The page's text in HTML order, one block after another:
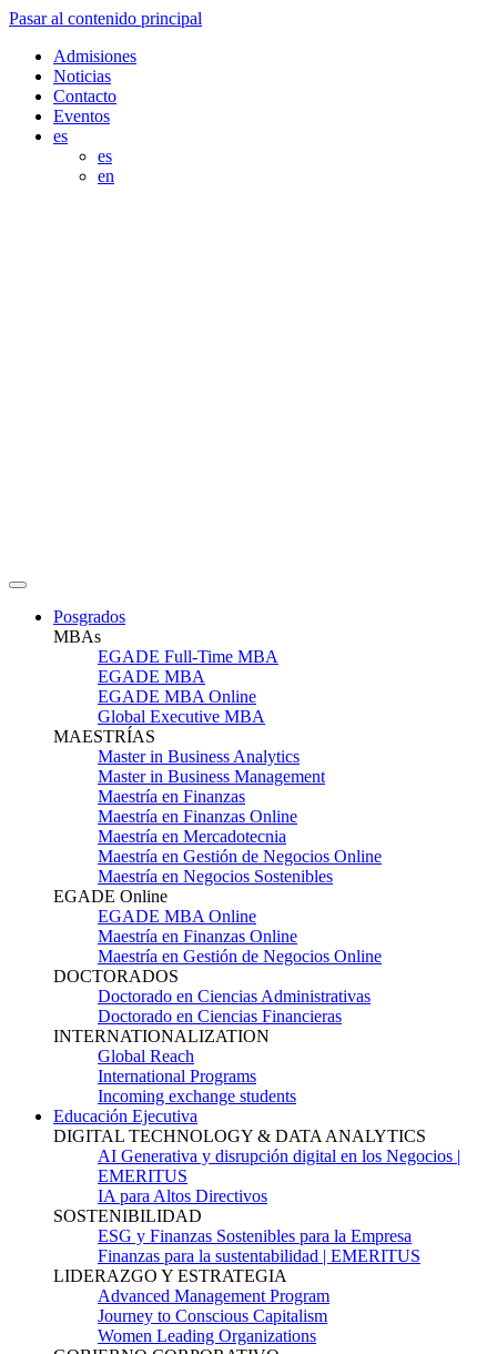
Pasar al contenido principal
Admisiones
Noticias
Contacto
Eventos
es
es
en
Posgrados
MBAs
EGADE Full-Time MBA
EGADE MBA
EGADE MBA Online
Global Executive MBA
MAESTRÍAS
Master in Business Analytics
Master in Business Management
Maestría en Finanzas
Maestría en Finanzas Online
Maestría en Mercadotecnia
Maestría en Gestión de Negocios Online
Maestría en Negocios Sostenibles
EGADE Online
EGADE MBA Online
Maestría en Finanzas Online
Maestría en Gestión de Negocios Online
DOCTORADOS
Doctorado en Ciencias Administrativas
Doctorado en Ciencias Financieras
INTERNATIONALIZATION
Global Reach
International Programs
Incoming exchange students
Educación Ejecutiva
DIGITAL TECHNOLOGY & DATA ANALYTICS
AI Generativa y disrupción digital en los Negocios |
EMERITUS
IA para Altos Directivos
SOSTENIBILIDAD
ESG y Finanzas Sostenibles para la Empresa
Finanzas para la sustentabilidad | EMERITUS
LIDERAZGO Y ESTRATEGIA
Advanced Management Program
Journey to Conscious Capitalism
Women Leading Organizations